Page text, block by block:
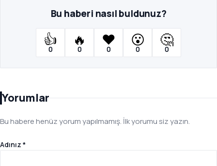
Bu haberi nasıl buldunuz?
👍
0
🔥
0
❤️
0
😮
0
🤔
0
Yorumlar
Bu habere henüz yorum yapılmamış. İlk yorumu siz yazın.
Adınız *